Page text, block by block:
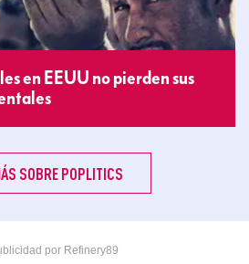
en EEUU no pierden sus
SOBRE POPLITICS
por Refinery89